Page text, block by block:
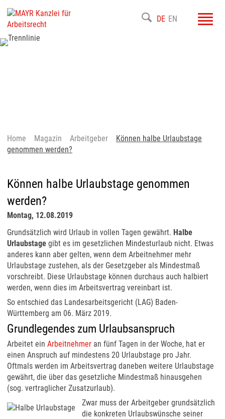
DE EN
Home Magazin Arbeitgeber
Können halbe Urlaubstage
genommen werden?
Können halbe Urlaubstage genommen
werden?
Montag, 12.08.2019
Grundsätzlich wird Urlaub in vollen Tagen gewährt. Halbe
Urlaubstage gibt es im gesetzlichen Mindesturlaub nicht. Etwas
anderes kann aber gelten, wenn dem Arbeitnehmer mehr
Urlaubstage zustehen, als der Gesetzgeber als Mindestmaß
vorschreibt. Diese Urlaubstage können durchaus auch halbiert
werden, wenn dies im Arbeitsvertrag vereinbart ist.
So entschied das Landesarbeitsgericht (LAG) Baden-
Württemberg am 06. März 2019.
Grundlegendes zum Urlaubsanspruch
Arbeitet ein Arbeitnehmer an fünf Tagen in der Woche, hat er
einen Anspruch auf mindestens 20 Urlaubstage pro Jahr.
Oftmals werden im Arbeitsvertrag daneben weitere Urlaubstage
gewährt, die über das gesetzliche Mindestmaß hinausgehen
(sog. vertraglicher Zusatzurlaub).
Zwar muss der Arbeitgeber grundsätzlich
die konkreten Urlaubswünsche seiner